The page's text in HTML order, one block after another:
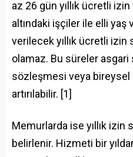
az 26 gün yıllık ücretli
altındaki işçiler ile elli
verilecek yıllık ücretli
olamaz. Bu süreler asgari
sözleşmesi veya
artırılabilir. [1]
Memurlarda ise yıllık izin
belirlenir. Hizmeti bir